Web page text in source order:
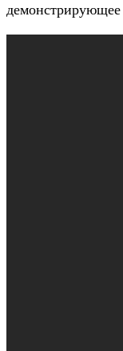
демонстрирующее